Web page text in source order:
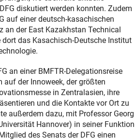
diskutiert werden konnten. Zudem
auf einer deutsch-kasachischen
an der East Kazakhstan Technical
das Kasachisch-Deutsche Institut
an einer BMFTR-Delegationsreise
auf der Innoweek, der größten
in Zentralasien, ihre
und die Kontakte vor Ort zu
außerdem dazu, mit Professor Georg
Hannover) in seiner Funktion
des Senats der DFG einen